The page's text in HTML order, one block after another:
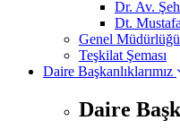
Dr. Av.
Dt.
Genel
Teşkilat Şeması
Daire Başkanlıklarımız
Daire